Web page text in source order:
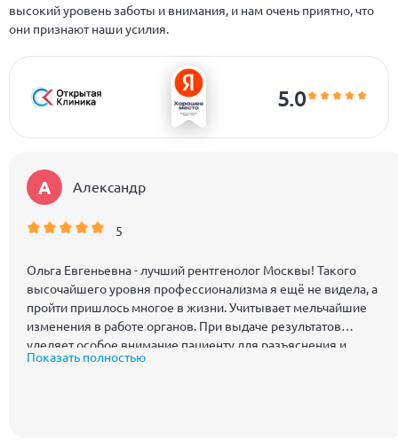
высокий уровень заботы и внимания, и нам очень приятно, что
они признают наши усилия.
5.0
А Александр
5
Ольга Евгеньевна - лучший рентгенолог Москвы! Такого
высочайшего уровня профессионализма я ещё не видела, а
пройти пришлось многое в жизни. Учитывает мельчайшие
изменения в работе органов. При выдаче результатов
уделяет особое внимание пациенту для разъяснения и
ответов на вопросы. В личной беседе очень доброжелательна
Показать полностью